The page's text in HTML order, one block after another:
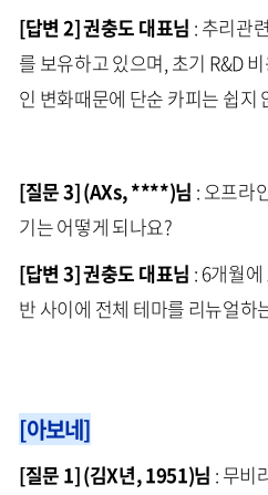
[답변 2] 권충도 대표님 : 추리관
를 보유하고 있으며, 초기 R&D
인 변화때문에 단순 카피는 쉽지
[질문 3] (AXs, ****)님 : 오프라
기는 어떻게 되나요?
[답변 3] 권충도 대표님 : 6개월
반 사이에 전체 테마를 리뉴얼하
[아보네]
[질문 1] (김X년, 1951)님 : 무비